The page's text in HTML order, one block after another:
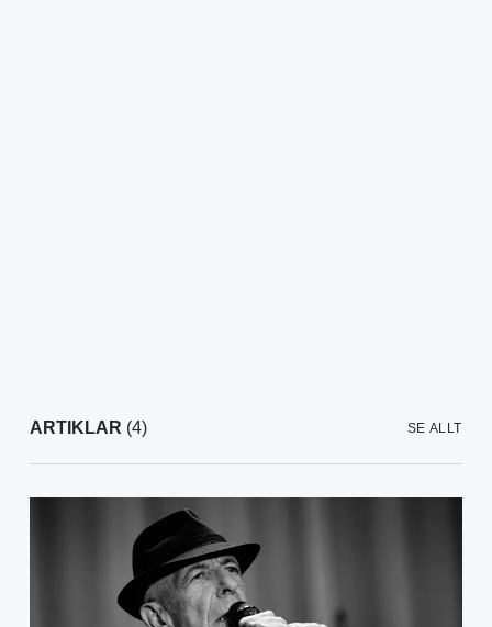
ARTIKLAR (4) SE ALLT